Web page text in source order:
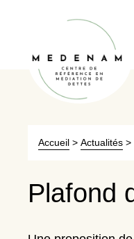
Accueil> Actualités>
Plafond